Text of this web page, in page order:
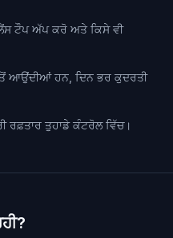
ਟੌਪ ਅੱਪ ਕਰੋ ਅਤੇ ਕਿਸੇ ਵੀ
ਤੋਂ ਆਉਂਦੀਆਂ ਹਨ, ਦਿਨ ਭਰ ਕੁਦਰਤੀ
ਰਫ਼ਤਾਰ ਤੁਹਾਡੇ ਕੰਟਰੋਲ ਵਿੱਚ।